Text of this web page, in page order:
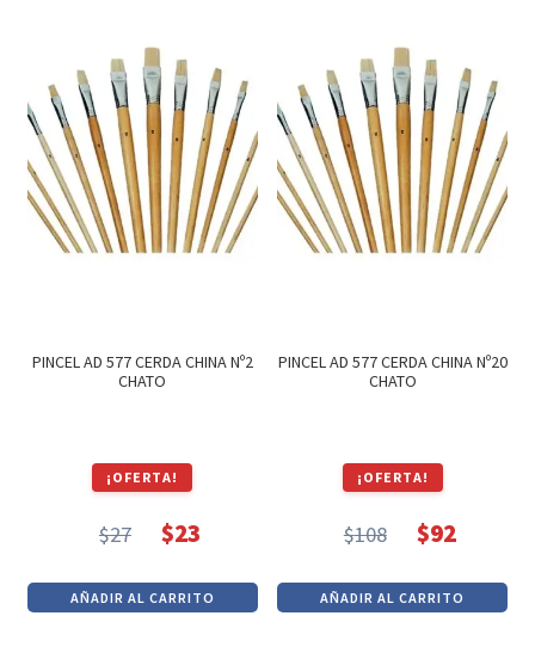
PINCEL AD 577 CERDA CHINA Nº2
CHATO
¡OFERTA!
$27
precio
original
$23
precio
actual
AÑADIR AL CARRITO
PINCEL AD 577 CERDA CHINA Nº20
CHATO
¡OFERTA!
$108
precio
original
$92
precio
actual
AÑADIR AL CARRITO